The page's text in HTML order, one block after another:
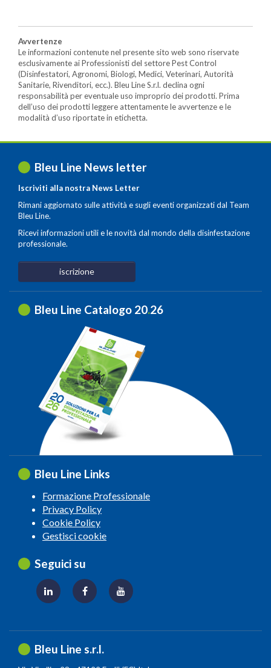
Avvertenze
Le informazioni contenute nel presente sito web sono riservate
esclusivamente ai Professionisti del settore Pest Control
(Disinfestatori, Agronomi, Biologi, Medici, Veterinari, Autorità
Sanitarie, Rivenditori, ecc.). Bleu Line S.r.l. declina ogni
responsabilità per eventuale uso improprio dei prodotti. Prima
dell’uso dei prodotti leggere attentamente le avvertenze e le
modalità d’uso riportate in etichetta.
Bleu Line News letter
Iscriviti alla nostra News Letter
Rimani aggiornato sulle attività e sugli eventi organizzati dal Team
Bleu Line.
Ricevi informazioni utili e le novità dal mondo della disinfestazione
professionale.
iscrizione
Bleu Line Catalogo 20.26
Bleu Line Links
Formazione Professionale
Privacy Policy
Cookie Policy
Gestisci cookie
Seguici su
Bleu Line s.r.l.